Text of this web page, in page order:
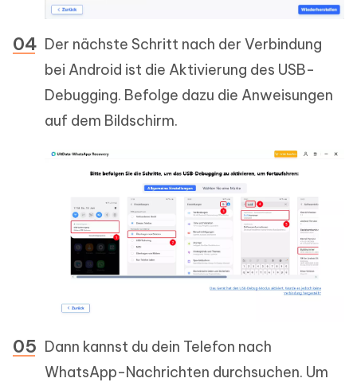
Der nächste Schritt nach der Verbindung
bei Android ist die Aktivierung des USB-
Debugging. Befolge dazu die Anweisungen
auf dem Bildschirm.
Dann kannst du dein Telefon nach
WhatsApp-Nachrichten durchsuchen. Um